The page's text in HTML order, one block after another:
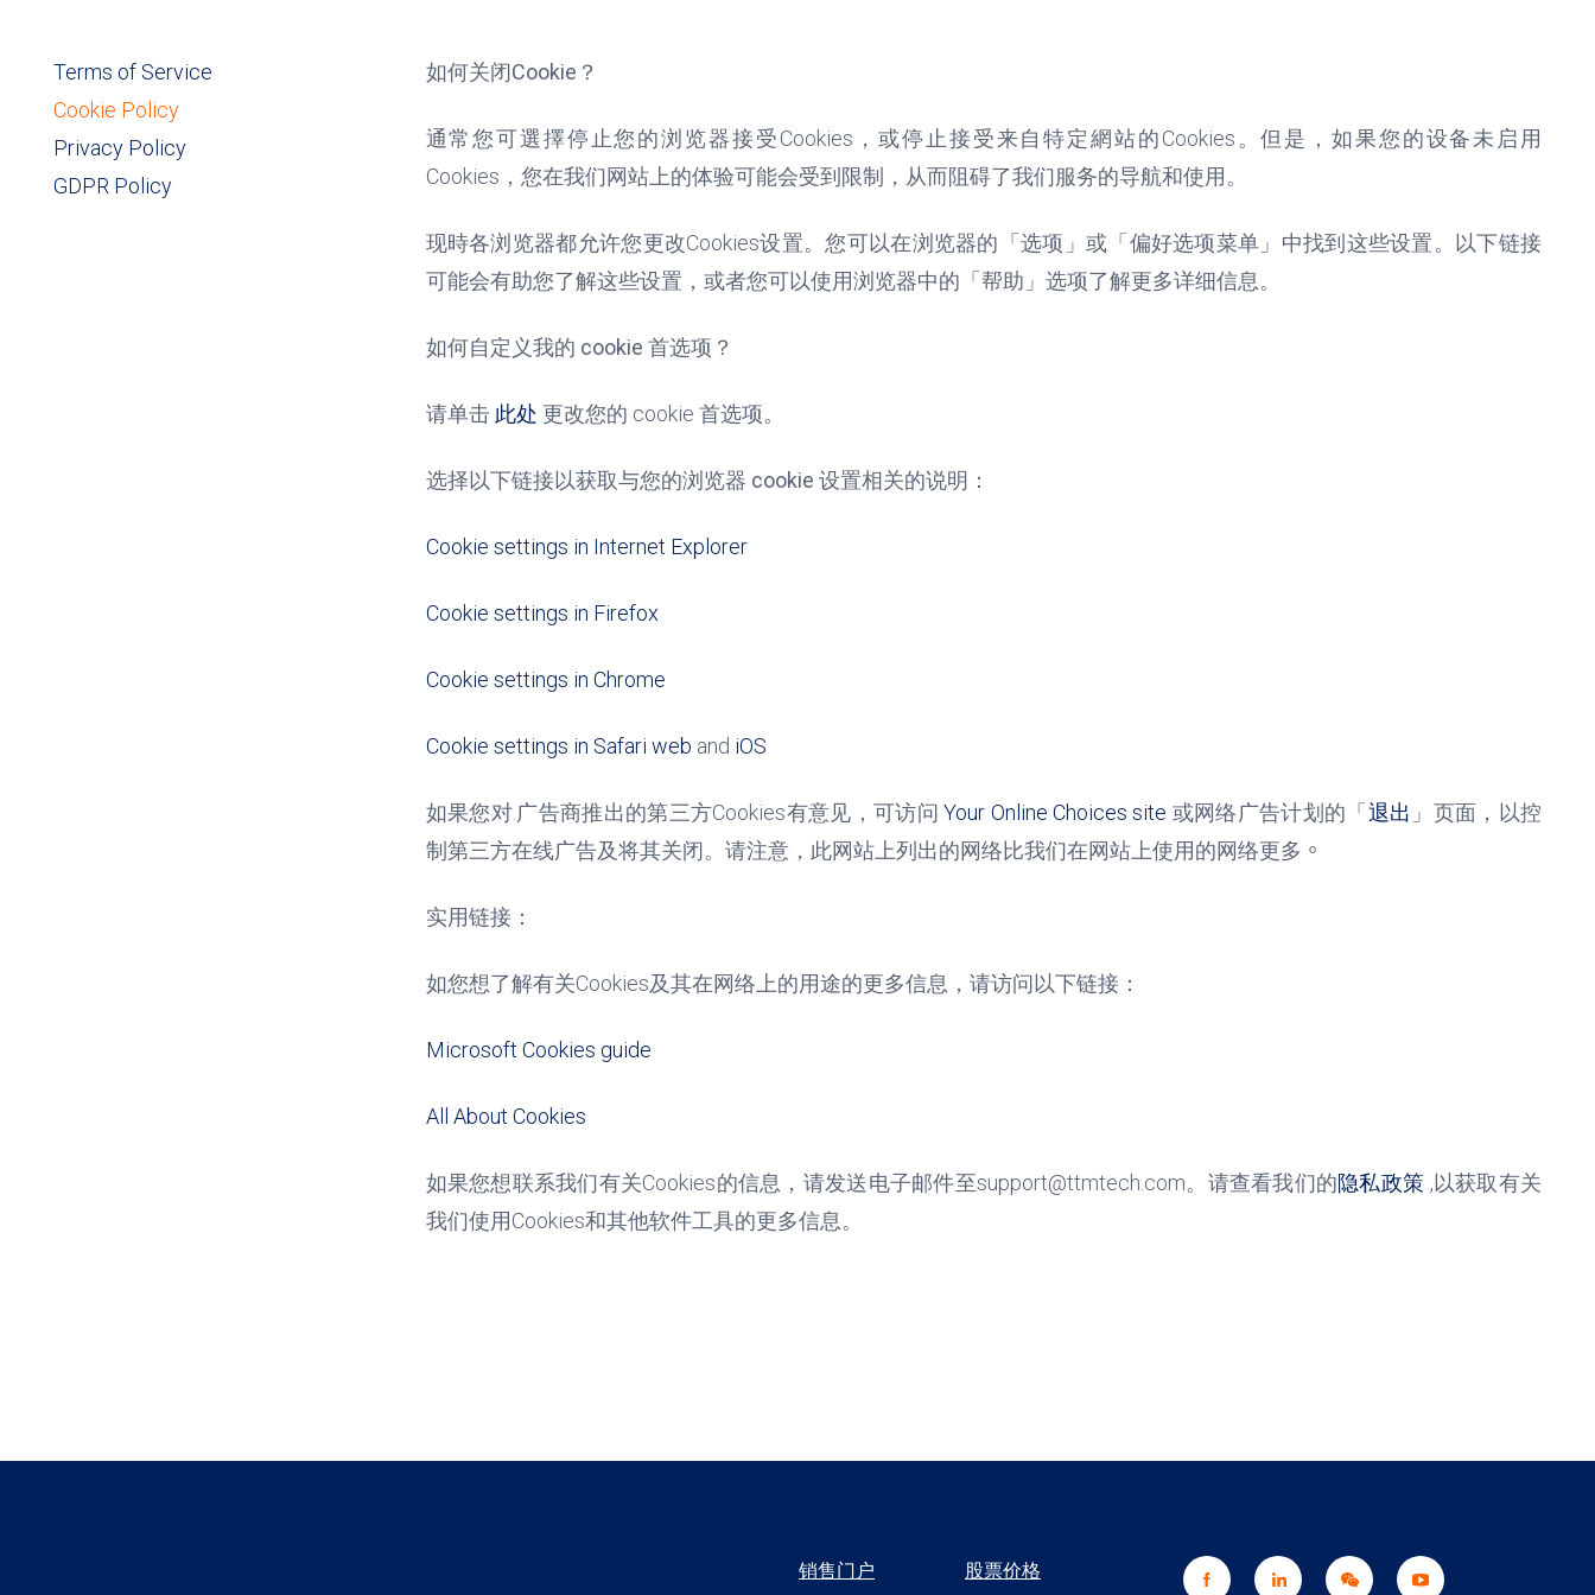
Terms of Service
Cookie Policy
Privacy Policy
GDPR Policy
如何关闭Cookie ？
通常您可選擇停止您的浏览器接受Cookies ，或停止接受来自特定網站的Cookies 。但是，如果您的设备未启用
Cookies ，您在我们网站上的体验可能会受到限制，从而阻碍了我们服务的导航和使用。
现時各浏览器都允许您更改Cookies设置。您可以在浏览器的「选项」或「偏好选项菜单」中找到这些设置。以下链接
可能会有助您了解这些设置，或者您可以使用浏览器中的「帮助」选项了解更多详细信息。
如何自定义我的 cookie 首选项？
请单击 此处 更改您的 cookie 首选项。
选择以下链接以获取与您的浏览器 cookie 设置相关的说明：
Cookie settings in Internet Explorer
Cookie settings in Firefox
Cookie settings in Chrome
Cookie settings in Safari web and iOS
如果您对. 广告商推出的第三方Cookies有意见，可访问Your Online Choices site 或网络广告计划的「 退出 」页面，以控
制第三方在线广告及将其关闭。请注意，此网站上列出的网络比我们在网站上使用的网络更多 。
实用链接：
如您想了解有关Cookies及其在网络上的用途的更多信息，请访问以下链接：
Microsoft Cookies guide
All About Cookies
如果您想联系我们有关Cookies的信息，请发送电子邮件至support@ttmtech.com。请查看我们的隐私政策 ,以获取有关
我们使用Cookies和其他软件工具的更多信息。
销售门户 股票价格